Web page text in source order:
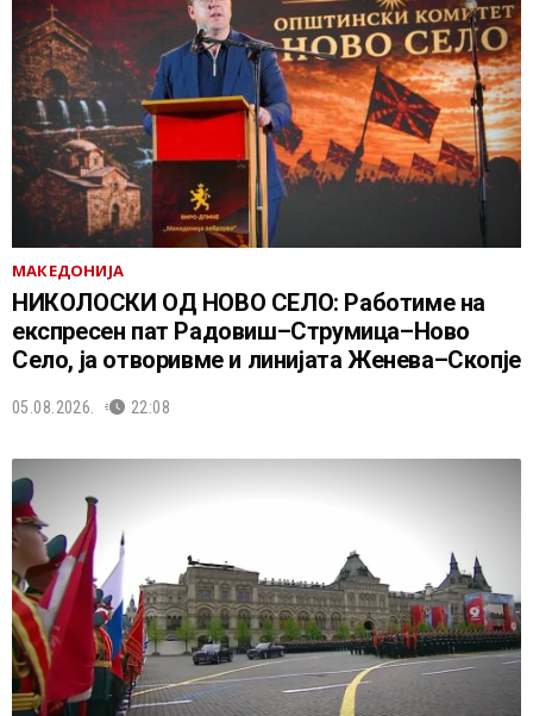
МАКЕДОНИЈА
НИКОЛОСКИ ОД НОВО СЕЛО: Работиме на
експресен пат Радовиш–Струмица–Ново
Село, ја отворивме и линијата Женева–Скопје
05.08.2026. 22:08